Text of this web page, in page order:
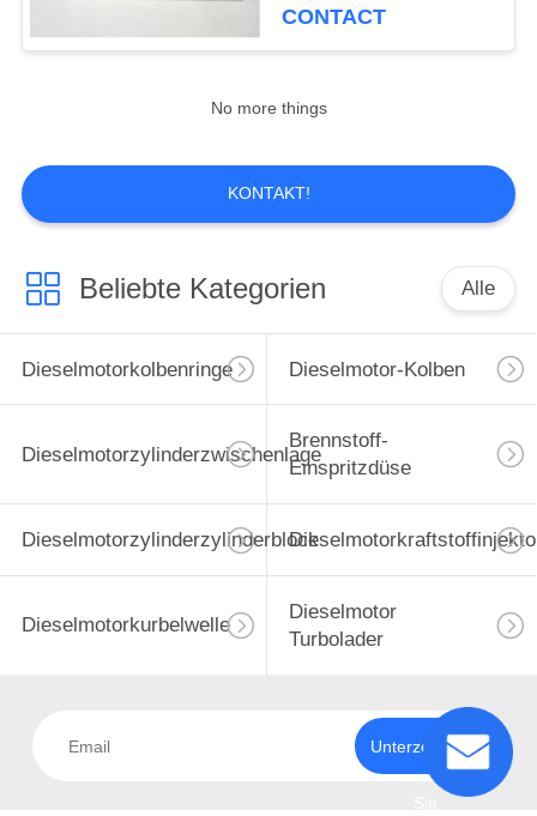
Ersatzteile
23
CONTACT
No more things
KONTAKT!
Beliebte Kategorien Alle
Dieselmotorkolbenringe Dieselmotor-Kolben
Dieselmotorzylinderzwischenlage
Brennstoff-
Einspritzdüse
Dieselmotorzylinderzylinderblock
Dieselmotorkurbelwelle
Dieselmotor
Turbolader
Unterzeichnen